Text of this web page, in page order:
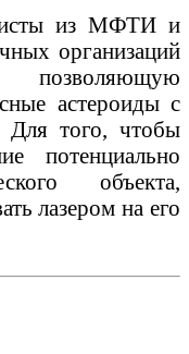
из МФТИ и
организаций
позволяющую
астероиды с
того, чтобы
потенциально
объекта,
лазером на его